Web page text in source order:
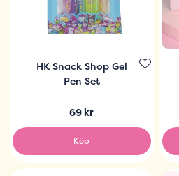
HK Snack Shop Gel
Pen Set
69 kr
Köp